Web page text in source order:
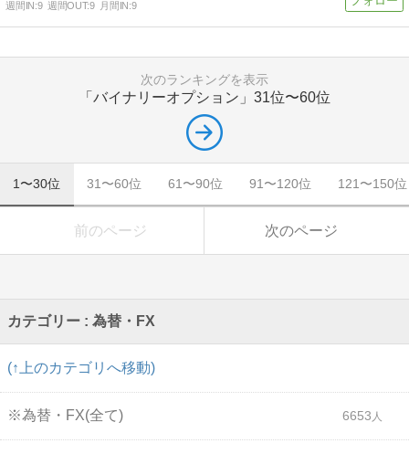
週間IN:9 週間OUT:9 月間IN:9
次のランキングを表示
「バイナリーオプション」 31位〜60位
1〜30位 31〜60位 61〜90位 91〜120位 121〜150位
前のページ 次のページ
カテゴリー : 為替・FX
(↑上のカテゴリへ移動)
※為替・FX(全て) 6653